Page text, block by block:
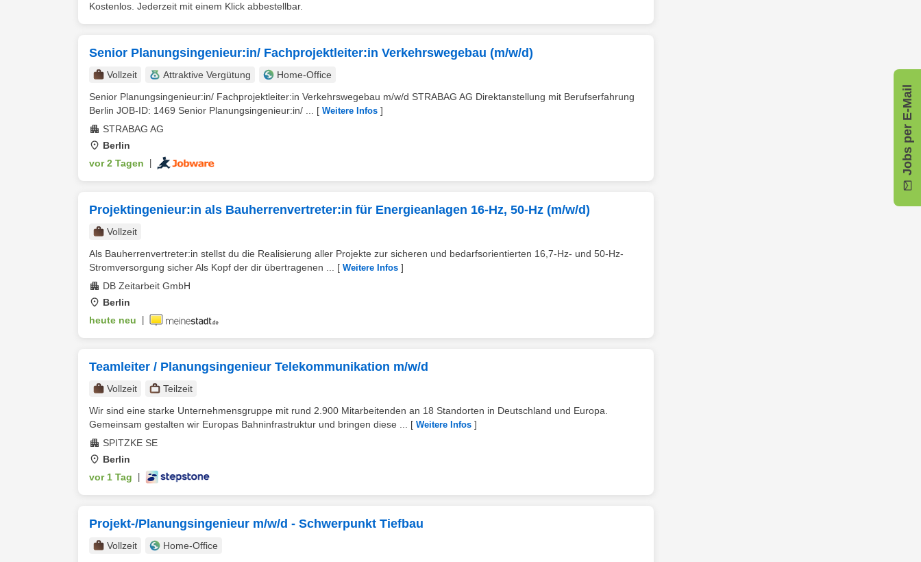
Kostenlos. Jederzeit mit einem Klick abbestellbar.
Senior Planungsingenieur:in/ Fachprojektleiter:in Verkehrswegebau (m/w/d)
Vollzeit Attraktive Vergütung
Home-Office
Senior Planungsingenieur:in/ Fachprojektleiter:in Verkehrswegebau m/w/d STRABAG AG Direktanstellung mit Berufserfahrung
Berlin JOB-ID: 1469 Senior Planungsingenieur:in/ ...
[ Weitere Infos ]
STRABAG AG
Berlin
vor 2 Tagen
Projektingenieur:in als Bauherrenvertreter:in für Energieanlagen 16-Hz, 50-Hz (m/w/d)
Vollzeit
Als Bauherrenvertreter:in stellst du die Realisierung aller Projekte zur sicheren und bedarfsorientierten 16,7-Hz- und 50-Hz-
Stromversorgung sicher Als Kopf der dir übertragenen ...
[ Weitere Infos ]
DB Zeitarbeit GmbH
Berlin
heute neu
Teamleiter / Planungsingenieur Telekommunikation m/w/d
Vollzeit
Teilzeit
Wir sind eine starke Unternehmensgruppe mit rund 2.900 Mitarbeitenden an 18 Standorten in Deutschland und Europa.
Gemeinsam gestalten wir Europas Bahninfrastruktur und bringen diese ...
[ Weitere Infos ]
SPITZKE SE
Berlin
vor 1 Tag
Projekt-/Planungsingenieur m/w/d - Schwerpunkt Tiefbau
Vollzeit Home-Office
Jobs per E-Mail